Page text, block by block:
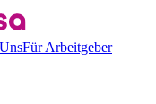
Für Arbeitgeber